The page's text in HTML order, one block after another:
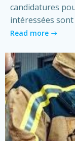
candidatures
intéressées
Read more